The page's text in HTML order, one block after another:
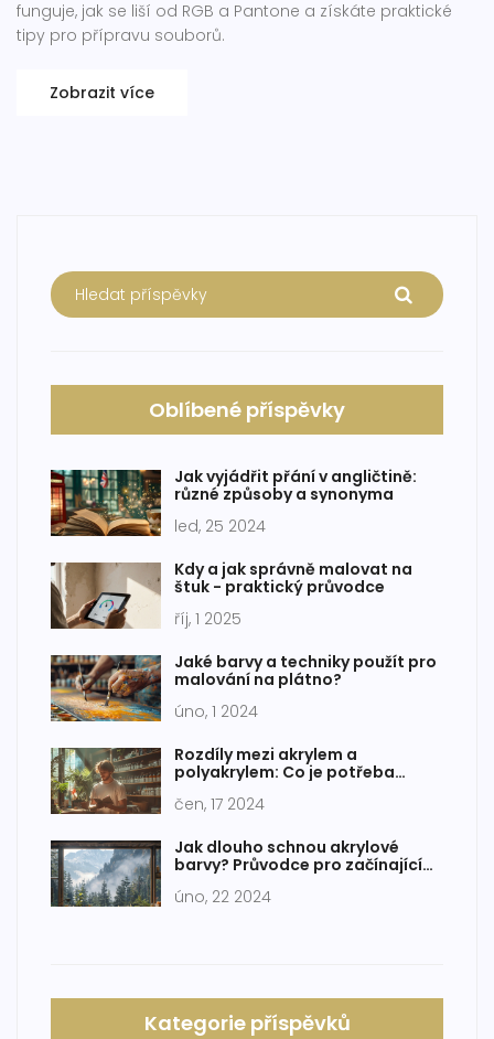
funguje, jak se liší od RGB a Pantone a získáte praktické
tipy pro přípravu souborů.
Zobrazit více
Oblíbené příspěvky
Jak vyjádřit přání v angličtině:
různé způsoby a synonyma
led, 25 2024
Kdy a jak správně malovat na
štuk - praktický průvodce
říj, 1 2025
Jaké barvy a techniky použít pro
malování na plátno?
úno, 1 2024
Rozdíly mezi akrylem a
polyakrylem: Co je potřeba
čen, 17 2024
Jak dlouho schnou akrylové
barvy? Průvodce pro začínající
úno, 22 2024
Kategorie příspěvků